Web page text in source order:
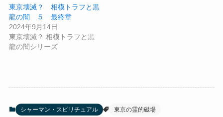
東京壊滅？ 相模トラフと黒
龍の闇 ５ 最終章
2024年9月14日
東京壊滅？ 相模トラフと黒
龍の闇シリーズ
シャーマン・スピリチュアル 東京の霊的磁場